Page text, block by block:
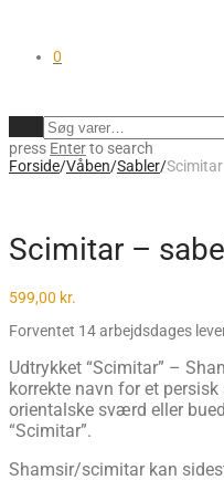
0
press Enterto search
Forside/Våben/Sabler/
Scimitar –
599,00 kr.
Forventet 14 arbejdsdages
Udtrykket “Scimitar” –
korrekte navn for et
orientalske sværd eller
“Scimitar”.
Shamsir/scimitar kan